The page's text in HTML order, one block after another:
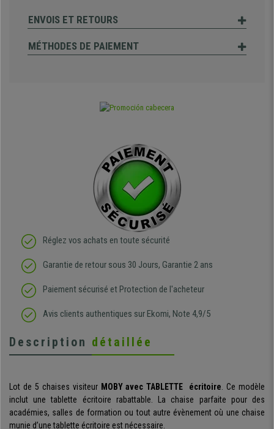
ENVOIS ET RETOURS
MÉTHODES DE PAIEMENT
Réglez vos achats en toute sécurité
Garantie de retour sous 30 Jours, Garantie 2 ans
Paiement sécurisé et Protection de l'acheteur
Avis clients authentiques sur Ekomi, Note 4,9/5
Description détaillée
Lot de 5 chaises visiteur MOBY avec TABLETTE écritoire. Ce modèle
inclut une tablette écritoire rabattable. La chaise parfaite pour des
académies, salles de formation ou tout autre évènement où une chaise
munie d’une tablette écritoire est nécessaire.